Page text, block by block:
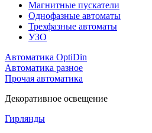
Магнитные пускатели
Однофазные автоматы
Трехфазные автоматы
УЗО
Автоматика OptiDin
Автоматика разное
Прочая автоматика
Декоративное освещение
Гирлянды